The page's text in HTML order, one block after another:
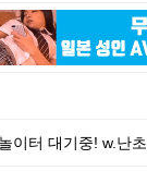
이터 대기중! w.난초